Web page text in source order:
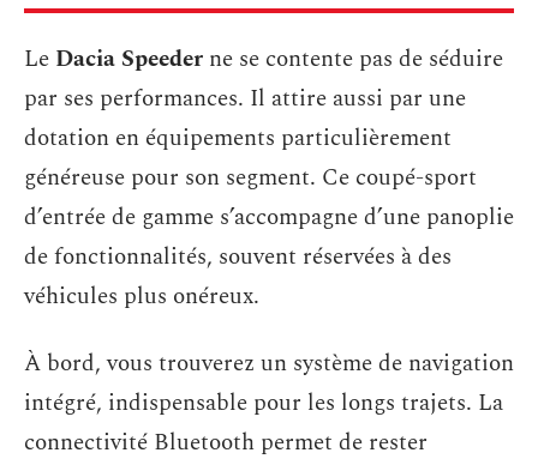
Le Dacia Speeder ne se contente pas de séduire
par ses performances. Il attire aussi par une
dotation en équipements particulièrement
généreuse pour son segment. Ce coupé-sport
d’entrée de gamme s’accompagne d’une panoplie
de fonctionnalités, souvent réservées à des
véhicules plus onéreux.
À bord, vous trouverez un système de navigation
intégré, indispensable pour les longs trajets. La
connectivité Bluetooth permet de rester